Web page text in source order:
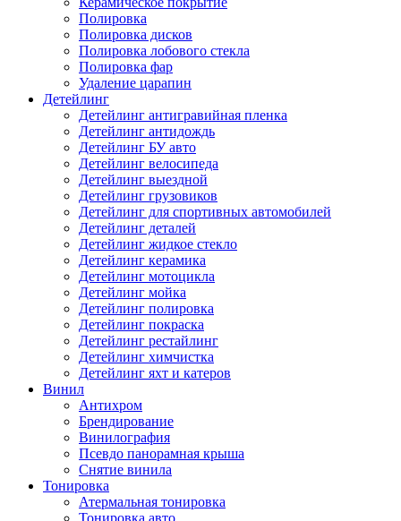
Полировка
Полировка дисков
Полировка лобового стекла
Полировка фар
Удаление царапин
Детейлинг
Детейлинг антигравийная пленка
Детейлинг антидождь
Детейлинг БУ авто
Детейлинг велосипеда
Детейлинг выездной
Детейлинг грузовиков
Детейлинг для спортивных автомобилей
Детейлинг деталей
Детейлинг жидкое стекло
Детейлинг керамика
Детейлинг мотоцикла
Детейлинг мойка
Детейлинг полировка
Детейлинг покраска
Детейлинг рестайлинг
Детейлинг химчистка
Детейлинг яхт и катеров
Винил
Антихром
Брендирование
Винилография
Псевдо панорамная крыша
Снятие винила
Тонировка
Атермальная тонировка
Тонировка авто